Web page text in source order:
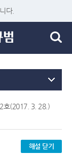
다.
호(2017. 3. 28.)
해설 닫기